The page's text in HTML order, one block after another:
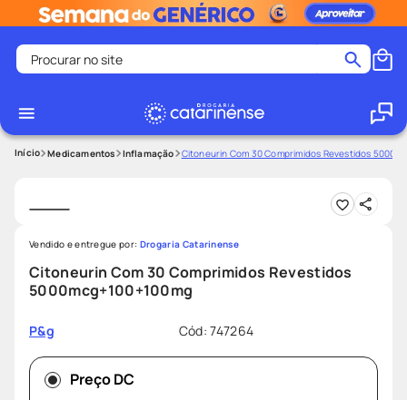
Procurar no site
1
2º
medley
4º
protetor solar facial
5º
shampoo
6º
tadalafila
7º
lenço umedecido
8º
9º
desodorante
º protetor solar
Medicamentos Inflamação Citoneurin Com 30 Comprimidos Revestidos
Citoneurin Com 30 Comprimidos Revestidos
5000mcg+100+100mg
P&g Cód:747264
Vendido e entregue por: Drogaria Catarinense
Preço DC